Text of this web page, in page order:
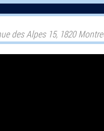
des Alpes 15, 1820